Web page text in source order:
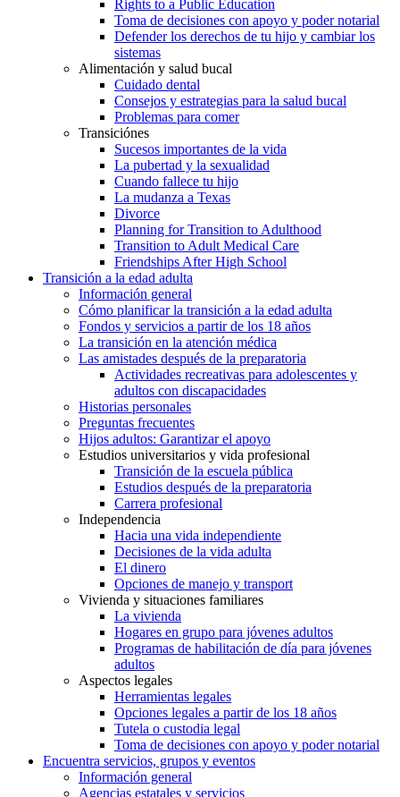
Rights to a Public Education
Toma de decisiones con apoyo y poder notarial
Defender los derechos de tu hijo y cambiar los
sistemas
Alimentación y salud bucal
Cuidado dental
Consejos y estrategias para la salud bucal
Problemas para comer
Transiciónes
Sucesos importantes de la vida
La pubertad y la sexualidad
Cuando fallece tu hijo
La mudanza a Texas
Divorce
Planning for Transition to Adulthood
Transition to Adult Medical Care
Friendships After High School
Transición a la edad adulta
Información general
Cómo planificar la transición a la edad adulta
Fondos y servicios a partir de los 18 años
La transición en la atención médica
Las amistades después de la preparatoria
Actividades recreativas para adolescentes y
adultos con discapacidades
Historias personales
Preguntas frecuentes
Hijos adultos: Garantizar el apoyo
Estudios universitarios y vida profesional
Transición de la escuela pública
Estudios después de la preparatoria
Carrera profesional
Independencia
Hacia una vida independiente
Decisiones de la vida adulta
El dinero
Opciones de manejo y transport
Vivienda y situaciones familiares
La vivienda
Hogares en grupo para jóvenes adultos
Programas de habilitación de día para jóvenes
adultos
Aspectos legales
Herramientas legales
Opciones legales a partir de los 18 años
Tutela o custodia legal
Toma de decisiones con apoyo y poder notarial
Encuentra servicios, grupos y eventos
Información general
Agencias estatales y servicios